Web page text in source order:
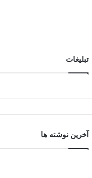
تبلیغات
آخرین نوشته ها